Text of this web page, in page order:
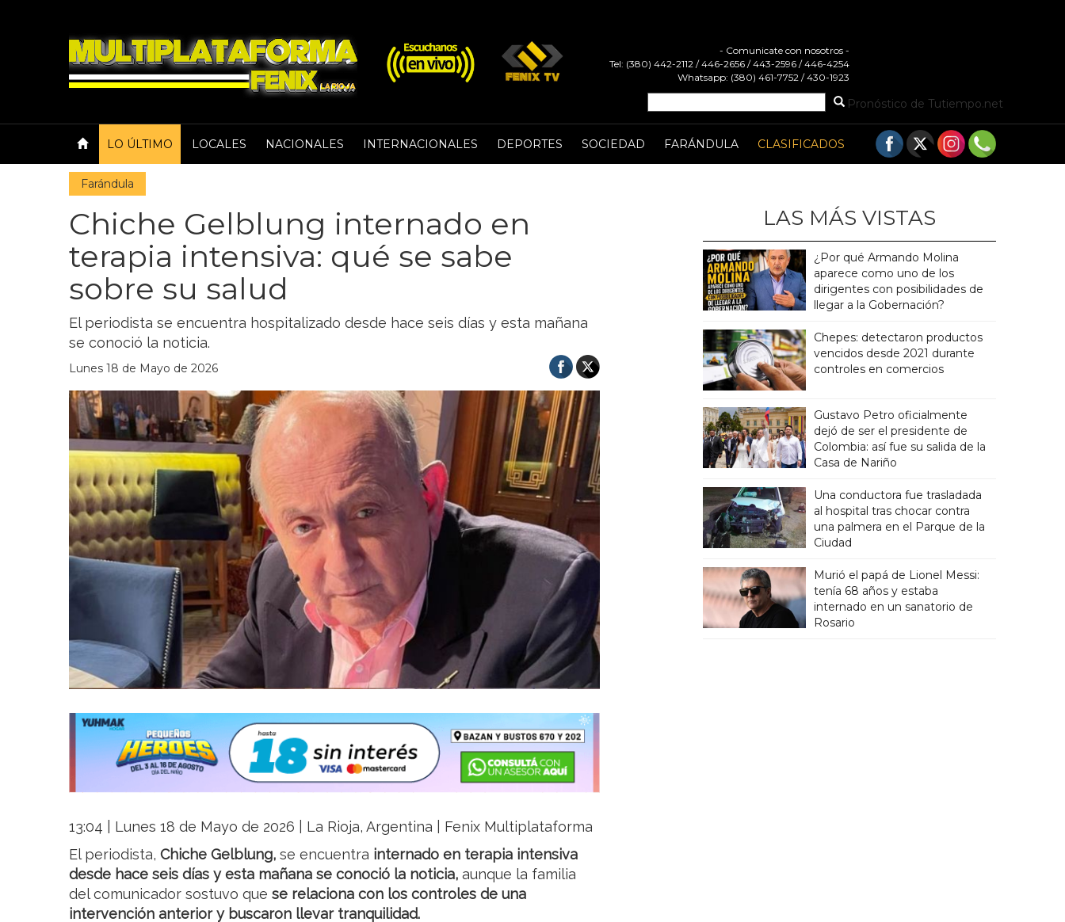
- Comunicate con nosotros -
Tel: (380) 442-2112 / 446-2656 / 443-2596 / 446-4254
Whatsapp: (380) 461-7752 / 430-1923
Pronóstico de Tutiempo.net
LO ÚLTIMO LOCALES NACIONALES INTERNACIONALES DEPORTES SOCIEDAD FARÁNDULA CLASIFICADOS
Farándula
Chiche Gelblung internado en
terapia intensiva: qué se sabe
sobre su salud
El periodista se encuentra hospitalizado desde hace seis días y esta mañana
se conoció la noticia.
Lunes 18 de Mayo de 2026
13:04 | Lunes 18 de Mayo de 2026 | La Rioja, Argentina | Fenix Multiplataforma
El periodista, Chiche Gelblung, se encuentra internado en terapia intensiva
desde hace seis días y esta mañana se conoció la noticia, aunque la familia
del comunicador sostuvo que se relaciona con los controles de una
intervención anterior y buscaron llevar tranquilidad.
LAS MÁS VISTAS
¿Por qué Armando Molina
aparece como uno de los
dirigentes con posibilidades de
llegar a la Gobernación?
Chepes: detectaron productos
vencidos desde 2021 durante
controles en comercios
Gustavo Petro oficialmente
dejó de ser el presidente de
Colombia: así fue su salida de la
Casa de Nariño
Una conductora fue trasladada
al hospital tras chocar contra
una palmera en el Parque de la
Ciudad
Murió el papá de Lionel Messi:
tenía 68 años y estaba
internado en un sanatorio de
Rosario